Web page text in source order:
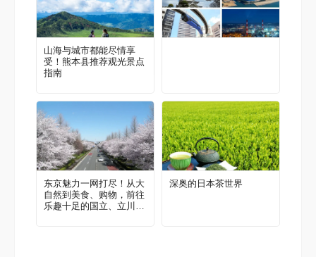
山海与城市都能尽情享
受！熊本县推荐观光景点
指南
东京魅力一网打尽！从大
自然到美食、购物，前往
乐趣十足的国立、立川
深奥的日本茶世界